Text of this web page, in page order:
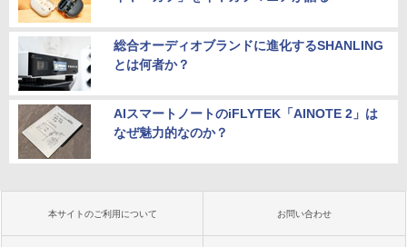
総合オーディオブランドに進化するSHANLING
とは何者か？
AIスマートノートのiFLYTEK「AINOTE 2」は
なぜ魅力的なのか？
本サイトのご利用について お問い合わせ